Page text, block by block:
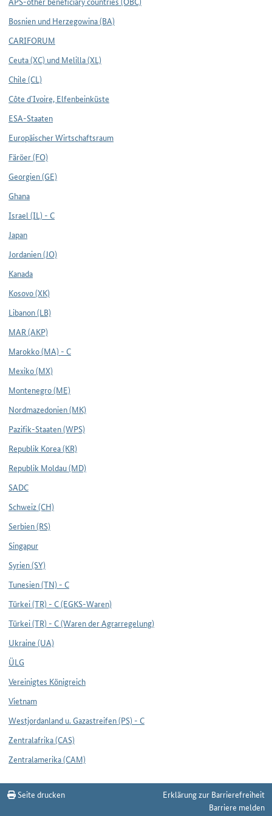
Bosnien und Herzegowina (BA)
CARIFORUM
Ceuta (XC) und Melilla (XL)
Chile (CL)
Côte d`Ivoire, Elfenbeinküste
ESA-Staaten
Europäischer Wirtschaftsraum
Färöer (FO)
Georgien (GE)
Ghana
Israel (IL) - C
Japan
Jordanien (JO)
Kanada
Kosovo (XK)
Libanon (LB)
MAR (AKP)
Marokko (MA) - C
Mexiko (MX)
Montenegro (ME)
Nordmazedonien (MK)
Pazifik-Staaten (WPS)
Republik Korea (KR)
Republik Moldau (MD)
SADC
Schweiz (CH)
Serbien (RS)
Singapur
Syrien (SY)
Tunesien (TN) - C
Türkei (TR) - C (EGKS-Waren)
Türkei (TR) - C (Waren der Agrarregelung)
Ukraine (UA)
ÜLG
Vereinigtes Königreich
Vietnam
Westjordanland u. Gazastreifen (PS) - C
Zentralafrika (CAS)
Zentralamerika (CAM)
Seite drucken
Erklärung zur Barrierefreiheit
Barriere melden